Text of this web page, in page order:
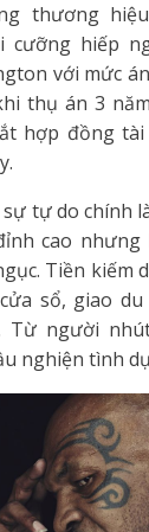
thương
cưỡng hiếp
với mức
thụ án 3
hợp đồng
tự do chính
cao nhưng
Tiền kiếm
sổ, giao
Từ người
nghiện tình